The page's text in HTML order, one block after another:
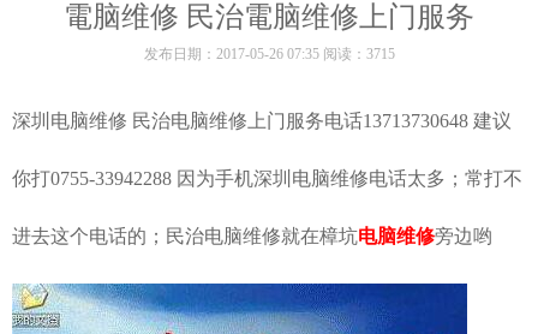
電脑维修 民治電脑维修上门服务
发布日期：2017-05-26 07:35 阅读：3715
深圳电脑维修 民治电脑维修上门服务电话13713730648 建议
你打0755-33942288 因为手机深圳电脑维修电话太多；常打不
进去这个电话的；民治电脑维修就在樟坑电脑维修旁边哟